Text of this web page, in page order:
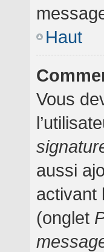
Haut
Vous
aussi
activant
(onglet